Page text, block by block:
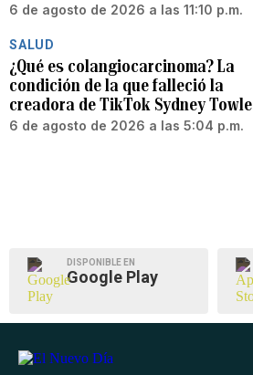
6 de agosto de 2026 a las 11:10 p.m.
SALUD
¿Qué es colangiocarcinoma? La
condición de la que falleció la
creadora de TikTok Sydney Towle
6 de agosto de 2026 a las 5:04 p.m.
DISPONIBLE EN
Google Play